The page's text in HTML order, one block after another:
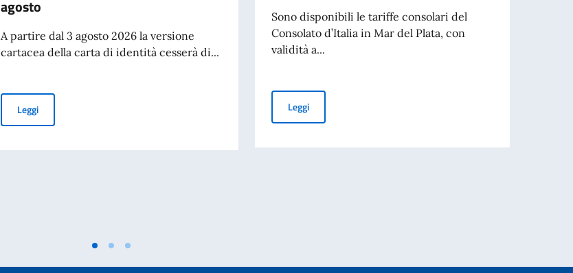
agosto
A partire dal 3 agosto 2026 la versione
cartacea della carta di identità cesserà di...
LeggiCessazione della validità della carta d’identità cartacea per l’espatrio dal 3 agosto
Sono disponibili le tariffe consolari del
Consolato d’Italia in Mar del Plata, con
validità a...
LeggiNuova tariffa consolare a partire dal 01/07/2026